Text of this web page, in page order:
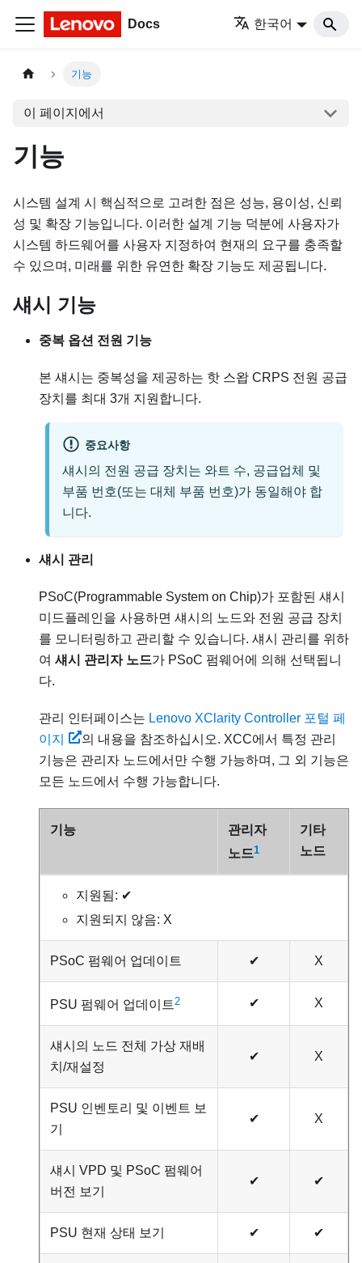
Docs 한국어
기능
이 페이지에서
기능
시스템 설계 시 핵심적으로 고려한 점은 성능, 용이성, 신뢰
성 및 확장 기능입니다. 이러한 설계 기능 덕분에 사용자가
시스템 하드웨어를 사용자 지정하여 현재의 요구를 충족할
수 있으며, 미래를 위한 유연한 확장 기능도 제공됩니다.
섀시 기능
중복 옵션 전원 기능
본 섀시는 중복성을 제공하는 핫 스왑 CRPS 전원 공급
장치를 최대 3개 지원합니다.
중요사항
섀시의 전원 공급 장치는 와트 수, 공급업체 및
부품 번호(또는 대체 부품 번호)가 동일해야 합
니다.
섀시 관리
PSoC(Programmable System on Chip)가 포함된 섀시
미드플레인을 사용하면 섀시의 노드와 전원 공급 장치
를 모니터링하고 관리할 수 있습니다. 섀시 관리를 위하
여 섀시 관리자 노드가 PSoC 펌웨어에 의해 선택됩니
다.
관리 인터페이스는 Lenovo XClarity Controller 포털 페
이지
의 내용을 참조하십시오. XCC에서 특정 관리
기능은 관리자 노드에서만 수행 가능하며, 그 외 기능은
모든 노드에서 수행 가능합니다.
기능
관리자
노드1
기타
노드
지원됨: ✔
지원되지 않음: X
PSoC 펌웨어 업데이트 ✔ X
PSU 펌웨어 업데이트2 ✔ X
섀시의 노드 전체 가상 재배
치/재설정
✔ X
PSU 인벤토리 및 이벤트 보
기
✔ X
섀시 VPD 및 PSoC 펌웨어
버전 보기
✔ ✔
PSU 현재 상태 보기 ✔ ✔